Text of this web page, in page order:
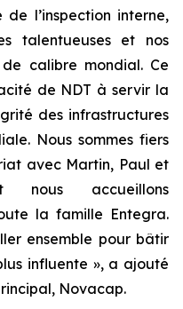
de l’inspection interne,
talentueuses et nos
calibre mondial. Ce
de NDT à servir la
des infrastructures
Nous sommes fiers
avec Martin, Paul et
accueillons
la famille Entegra.
ensemble pour bâtir
influente », a ajouté
Novacap.